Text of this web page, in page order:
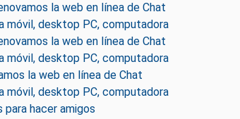
la web en línea de Chat
móvil, desktop PC, computadora
la web en línea de Chat
móvil, desktop PC, computadora
la web en línea de Chat
móvil, desktop PC, computadora
para hacer amigos